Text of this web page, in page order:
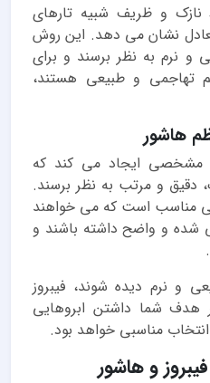
نازک و ظریف شبیه تارهای
نشان می دهد. این روش
و نرم به نظر برسند و برای
تهاجمی و طبیعی هستند،
هاشور
مشخصی ایجاد می کند که
دقیق و مرتب به نظر برسند.
مناسب است که می خواهند
شده و واضح داشته باشند و
و نرم دیده شوند، فیبروز
هدف شما داشتن ابروهایی
مناسبی خواهد بود.
و هاشور